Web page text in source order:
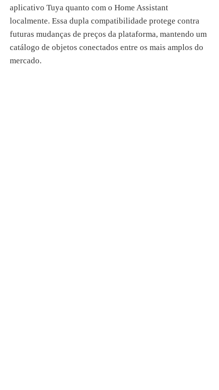
aplicativo Tuya quanto com o Home Assistant
localmente. Essa dupla compatibilidade protege contra
futuras mudanças de preços da plataforma, mantendo um
catálogo de objetos conectados entre os mais amplos do
mercado.